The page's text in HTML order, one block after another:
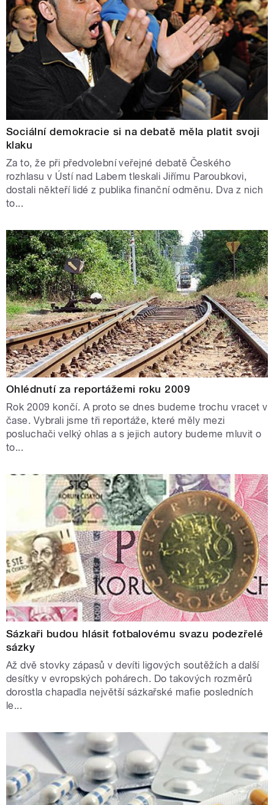
Sociální demokracie si na debatě měla platit svoji
klaku
Za to, že při předvolební veřejné debatě Českého
rozhlasu v Ústí nad Labem tleskali Jiřímu Paroubkovi,
dostali někteří lidé z publika finanční odměnu. Dva z nich
to...
Ohlédnutí za reportážemi roku 2009
Rok 2009 končí. A proto se dnes budeme trochu vracet v
čase. Vybrali jsme tři reportáže, které měly mezi
posluchači velký ohlas a s jejich autory budeme mluvit o
to...
Sázkaři budou hlásit fotbalovému svazu podezřelé
sázky
Až dvě stovky zápasů v devíti ligových soutěžích a další
desítky v evropských pohárech. Do takových rozměrů
dorostla chapadla největší sázkařské mafie posledních
le...